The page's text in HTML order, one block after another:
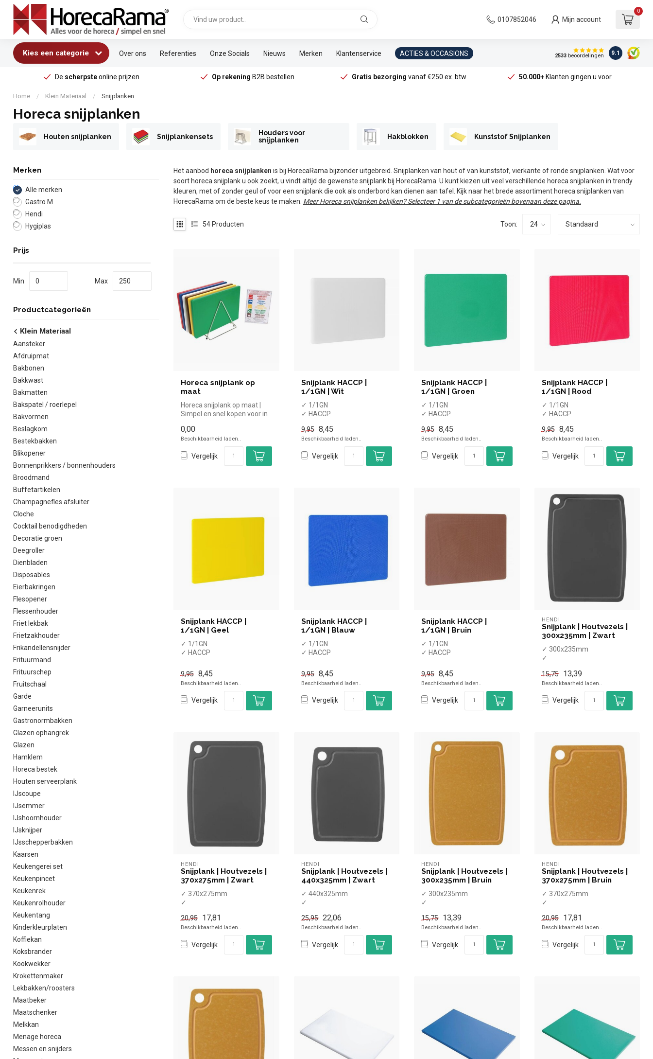
0107852046 Mijn account
0
Kies een categorie Over ons Referenties Onze Socials Nieuws Merken Klantenservice ACTIES & OCCASIONS 2533beoordelingen 9.1
De scherpsteonline prijzen Op rekening B2B bestellen Gratis bezorging vanaf €250 ex. btw 50.000+Klanten gingen u voor
Home / Klein Materiaal / Snijplanken
Horeca snijplanken
Houten snijplanken Snijplankensets
Houders voor
snijplanken
Hakblokken Kunststof Snijplanken
Merken
Alle merken
Gastro M
Hendi
Hygiplas
Prijs
Min Max
Productcategorieën
Klein Materiaal
Aansteker
Afdruipmat
Bakbonen
Bakkwast
Bakmatten
Bakspatel / roerlepel
Bakvormen
Beslagkom
Bestekbakken
Blikopener
Bonnenprikkers / bonnenhouders
Broodmand
Buffetartikelen
Champagnefles afsluiter
Cloche
Cocktail benodigdheden
Decoratie groen
Deegroller
Dienbladen
Disposables
Eierbakringen
Flesopener
Flessenhouder
Friet lekbak
Frietzakhouder
Frikandellensnijder
Frituurmand
Frituurschep
Fruitschaal
Garde
Garneerunits
Gastronormbakken
Glazen ophangrek
Glazen
Hamklem
Horeca bestek
Houten serveerplank
IJscoupe
IJsemmer
IJshoornhouder
IJsknijper
IJsschepperbakken
Kaarsen
Keukengerei set
Keukenpincet
Keukenrek
Keukenrolhouder
Keukentang
Kinderkleurplaten
Koffiekan
Koksbrander
Kookwekker
Krokettenmaker
Lekbakken/roosters
Maatbeker
Maatschenker
Melkkan
Menage horeca
Messen en snijders
Het aanbod horeca snijplanken is bij HorecaRama bijzonder uitgebreid. Snijplanken van hout of van kunststof, vierkante of ronde snijplanken. Wat voor
soort horeca snijplank u ook zoekt, u vindt altijd de gewenste snijplank bij HorecaRama. U kunt kiezen uit veel verschillende horeca snijplanken in trendy
kleuren, met of zonder geul of voor een snijplank die ook als onderbord kan dienen aan tafel. Kijk naar het brede assortiment horeca snijplanken van
HorecaRama om de beste keus te maken. Meer Horeca snijplanken bekijken? Selecteer 1 van de subcategorieën bovenaan deze pagina.
54Producten Toon:
Horeca snijplank op
maat
Horeca snijplank op maat |
Simpel en snel kopen voor in
0,00
Beschikbaarheid laden..
Vergelijk
Snijplank HACCP |
1/1GN | Wit
✓ 1/1GN
✓ HACCP
x Niet
vaatwasmachinebestendig
9,95 8,45
Beschikbaarheid laden..
Vergelijk
Snijplank HACCP |
1/1GN | Groen
✓ 1/1GN
✓ HACCP
x Niet
vaatwasmachinebestendig
9,95 8,45
Beschikbaarheid laden..
Vergelijk
Snijplank HACCP |
1/1GN | Rood
✓ 1/1GN
✓ HACCP
x Niet
vaatwasmachinebestendig
9,95 8,45
Beschikbaarheid laden..
Vergelijk
Snijplank HACCP |
1/1GN | Geel
✓ 1/1GN
✓ HACCP
x Niet
vaatwasmachinebestendig
9,95 8,45
Beschikbaarheid laden..
Vergelijk
Snijplank HACCP |
1/1GN | Blauw
✓ 1/1GN
✓ HACCP
x Niet
vaatwasmachinebestendig
9,95 8,45
Beschikbaarheid laden..
Vergelijk
Snijplank HACCP |
1/1GN | Bruin
✓ 1/1GN
✓ HACCP
x Niet
vaatwasmachinebestendig
9,95 8,45
Beschikbaarheid laden..
Vergelijk
HENDI
Snijplank | Houtvezels |
300x235mm | Zwart
✓ 300x235mm
✓
✓ Antislipvoeten
15,75 13,39
Beschikbaarheid laden..
Vergelijk
HENDI
Snijplank | Houtvezels |
370x275mm | Zwart
✓ 370x275mm
✓
✓ Antislipvoeten
20,95 17,81
Beschikbaarheid laden..
Vergelijk
HENDI
Snijplank | Houtvezels |
440x325mm | Zwart
✓ 440x325mm
✓
✓ Antislipvoeten
25,95 22,06
Beschikbaarheid laden..
Vergelijk
HENDI
Snijplank | Houtvezels |
300x235mm | Bruin
✓ 300x235mm
✓
✓ Antislipvoeten
15,75 13,39
Beschikbaarheid laden..
Vergelijk
HENDI
Snijplank | Houtvezels |
370x275mm | Bruin
✓ 370x275mm
✓
✓ Antislipvoeten
20,95 17,81
Beschikbaarheid laden..
Vergelijk